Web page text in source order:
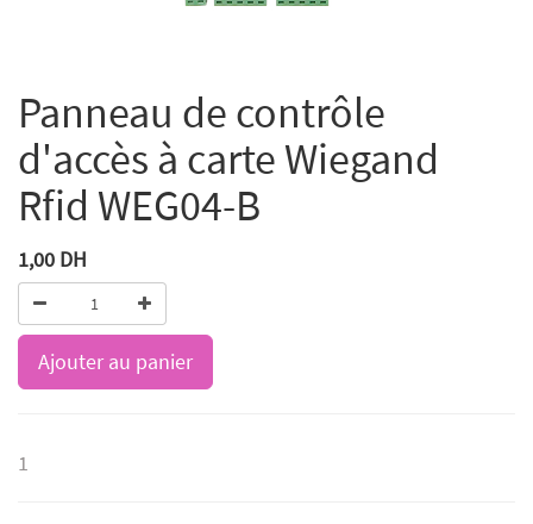
Panneau de contrôle
d'accès à carte Wiegand
Rfid WEG04-B
1,00 DH
Ajouter au panier
1